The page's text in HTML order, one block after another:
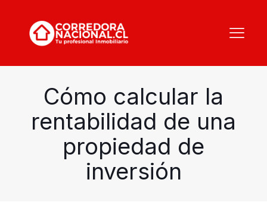
Cómo calcular la
rentabilidad de una
propiedad de
inversión